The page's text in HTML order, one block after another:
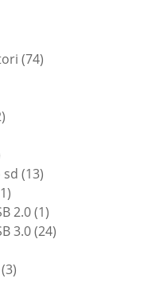
7474
2
sd 1313
11
prodotto
2.0 11
prodotto
3.0 2424
33